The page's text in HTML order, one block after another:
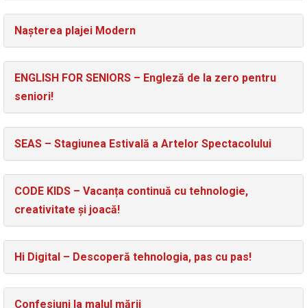
Nașterea plajei Modern
ENGLISH FOR SENIORS – Engleză de la zero pentru
seniori!
SEAS – Stagiunea Estivală a Artelor Spectacolului
CODE KIDS – Vacanța continuă cu tehnologie,
creativitate și joacă!
Hi Digital – Descoperă tehnologia, pas cu pas!
Confesiuni la malul mării